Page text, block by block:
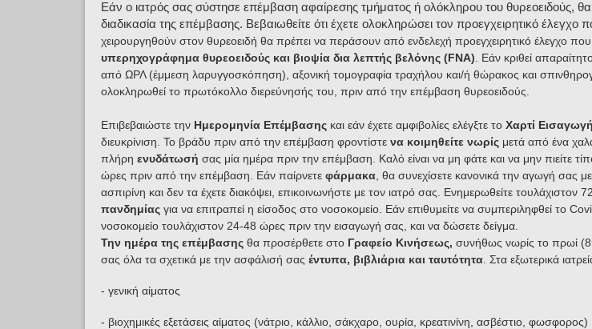
Εάν ο ιατρός σας σύστησε επέμβαση αφαίρεσης τμήματος ή ολόκληρου του θυρεοειδούς, θα
διαδικασία της επέμβασης. Βεβαιωθείτε ότι έχετε ολοκληρώσει τον προεγχειρητικό έλεγχο
χειρουργηθούν στον θυρεοειδή θα πρέπει να περάσουν από ενδελεχή προεγχειρητικό έλεγχο που
υπερηχογράφημα θυρεοειδούς και βιοψία δια λεπτής βελόνης (FNA) . Εάν κριθεί
από ΩΡΛ (έμμεση λαρυγγοσκόπηση), αξονική τομογραφία τραχήλου και/ή θώρακος και
ολοκληρωθεί το πρωτόκολλο διερεύνησής του, πριν από την επέμβαση θυρεοειδούς.
Επιβεβαιώστε την Ημερομηνία Επέμβασηςκαι εάν έχετε αμφιβολίες ελέγξτε το Χαρτί
διευκρίνιση. Το βράδυ πριν από την επέμβαση φροντίστε να κοιμηθείτε νωρίςμετά από ένα
πλήρη ενυδάτωσή σας μία ημέρα πριν την επέμβαση. Καλό είναι να μη φάτε και να μην πιείτε
ώρες πριν από την επέμβαση. Εάν παίρνετε φάρμακα, θα συνεχίσετε κανονικά την αγωγή σας
ασπιρίνη και δεν τα έχετε διακόψει, επικοινωνήστε με τον ιατρό σας. Ενημερωθείτε τουλάχιστον
πανδημίαςγια να επιτραπεί η είσοδος στο νοσοκομείο. Εάν επιθυμείτε να συμπεριληφθεί το
νοσοκομείο τουλάχιστον 24-48 ώρες πριν την εισαγωγή σας, και να δώσετε δείγμα.
Την ημέρα της επέμβασηςθα προσέρθετε στο Γραφείο Κινήσεως, συνήθως νωρίς το πρωί
σας όλα τα σχετικά με την ασφάλισή σας έντυπα, βιβλιάρια και ταυτότητα. Στα εξωτερικά
- γενική αίματος
- βιοχημικές εξετάσεις αίματος (νάτριο, κάλλιο, σάκχαρο, ουρία, κρεατινίνη, ασβέστιο, φωσφορος)